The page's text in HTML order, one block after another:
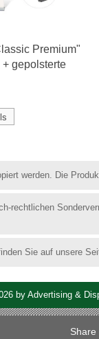
Premium"
+ gepolsterte
werden. Die
rechtlichen
Sie auf unsere
by Advertising &
Share